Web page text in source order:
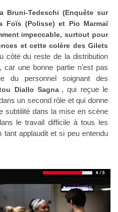
Bruni-Tedeschi (Enquête sur
Foïs (Polisse) et Pio Marmaï
impeccable, surtout pour
et cette colère des Gilets
côté du reste de la distribution
car une bonne partie n’est pas
du personnel soignant des
Diallo Sagna , qui reçue le
un second rôle et qui donne
subtilité dans la mise en scène
le travail difficile à tous les
tant applaudit et si peu entendu